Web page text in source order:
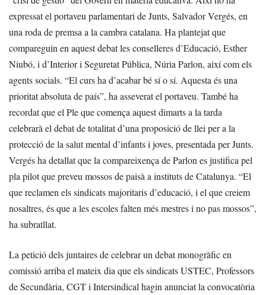
expressat el portaveu parlamentari de Junts, Salvador Vergés, en
una roda de premsa a la cambra catalana. Ha plantejat que
compareguin en aquest debat les conselleres d’Educació, Esther
Niubó, i d’Interior i Seguretat Pública, Núria Parlon, així com els
agents socials. “El curs ha d’acabar bé sí o sí. Aquesta és una
prioritat absoluta de país”, ha asseverat el portaveu. També ha
recordat que el Ple que comença aquest dimarts a la tarda
celebrarà el debat de totalitat d’una proposició de llei per a la
protecció de la salut mental d’infants i joves, presentada per Junts.
Vergés ha detallat que la compareixença de Parlon es justifica pel
pla pilot que preveu mossos de paisà a instituts de Catalunya. “El
que reclamen els sindicats majoritaris d’educació, i el que creiem
nosaltres, és que a les escoles falten més mestres i no pas mossos”,
ha subratllat.
La petició dels juntaires de celebrar un debat monogràfic en
comissió arriba el mateix dia que els sindicats USTEC, Professors
de Secundària, CGT i Intersindical hagin anunciat la convocatòria